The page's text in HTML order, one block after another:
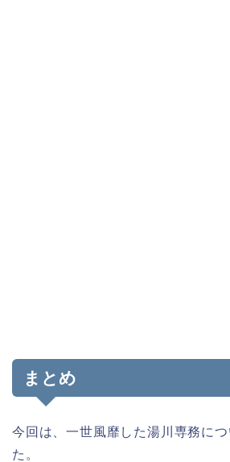
まとめ
今回は、一世風靡した湯川専務に
た。